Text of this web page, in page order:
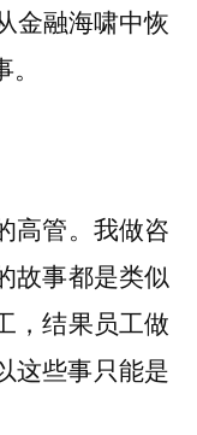
金融海啸中恢
高管。我做咨
故事都是类似
，结果员工做
些事只能是